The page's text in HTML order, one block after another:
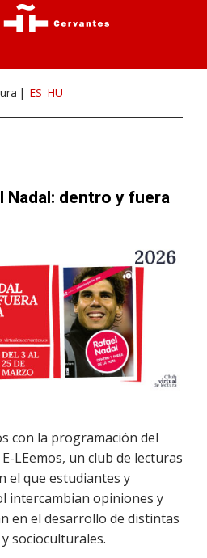
ES HU
Nadal: dentro y fuera
con la programación del
LEemos, un club de lecturas
el que estudiantes y
intercambian opiniones y
en el desarrollo de distintas
socioculturales.